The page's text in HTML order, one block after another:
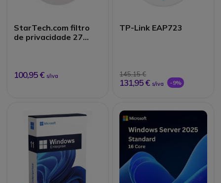
StarTech.com filtro
de privacidade 27
100,95 € s/iva
TP-Link EAP723
145,15 €
131,95 € s/iva -9%